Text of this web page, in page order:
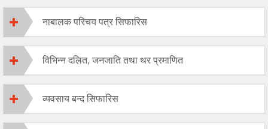
नाबालक परिचय पत्र सिफारिस
विभिन्न दलित, जनजाति तथा थर प्रमाणित
व्यवसाय बन्द सिफारिस